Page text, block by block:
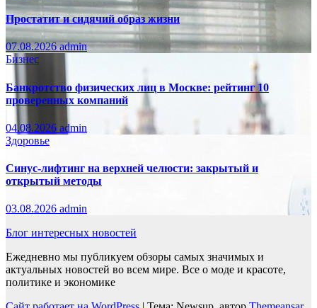
Простатит и сидячий образ жизни
07.08.2026admin
Бизнес
Банкротство физических лиц в Москве: рейтинг 10
проверенных компаний
04.08.2026 admin
Здоровье
Синус-лифтинг на верхней челюсти: закрытый и
открытый методы
03.08.2026 admin
Блог интересных новостей
Ежедневно мы публикуем обзоры самых значимых и
актуальных новостей во всем мире. Все о моде и красоте,
политике и экономике